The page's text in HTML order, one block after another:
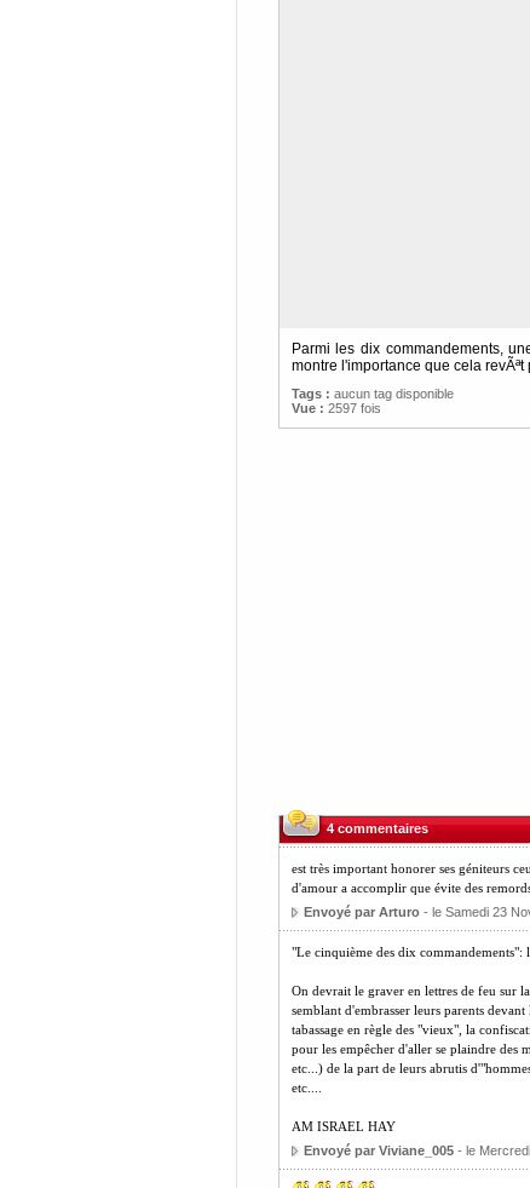
Parmi les dix commandements,
montre l'importance que cela
Tags : aucun tag disponible
Vue : 2597 fois
4 commentaires
est très important honorer ses géniteurs
d'amour a accomplir que évite des
Envoyé par Arturo- le Samedi 23
"Le cinquième des dix commandements":
On devrait le graver en lettres de feu sur
semblant d'embrasser leurs parents
tabassage en règle des "vieux", la
pour les empêcher d'aller se plaindre des
etc...) de la part de leurs abrutis
etc....
AM ISRAEL HAY
Envoyé par Viviane_005- le